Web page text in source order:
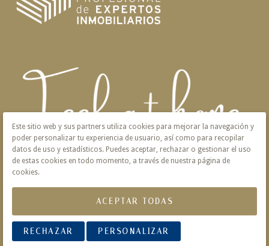
Privacidad Política de Cookies
© 2026 Victoria · Creado conVendomia
Este sitio web y sus partners utiliza cookies para mejorar la navegación y
poder personalizar tu experiencia de usuario, así como para recopilar
datos de uso y estadísticos. Puedes aceptar, rechazar o gestionar el uso
de estas cookies en todo momento, a través de nuestra página de
cookies.
ACEPTAR TODAS
RECHAZAR PERSONALIZAR